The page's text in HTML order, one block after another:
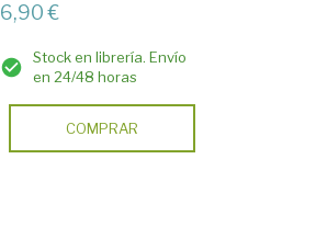
6,90 €
Stock en librería. Envío
en 24/48 horas
COMPRAR